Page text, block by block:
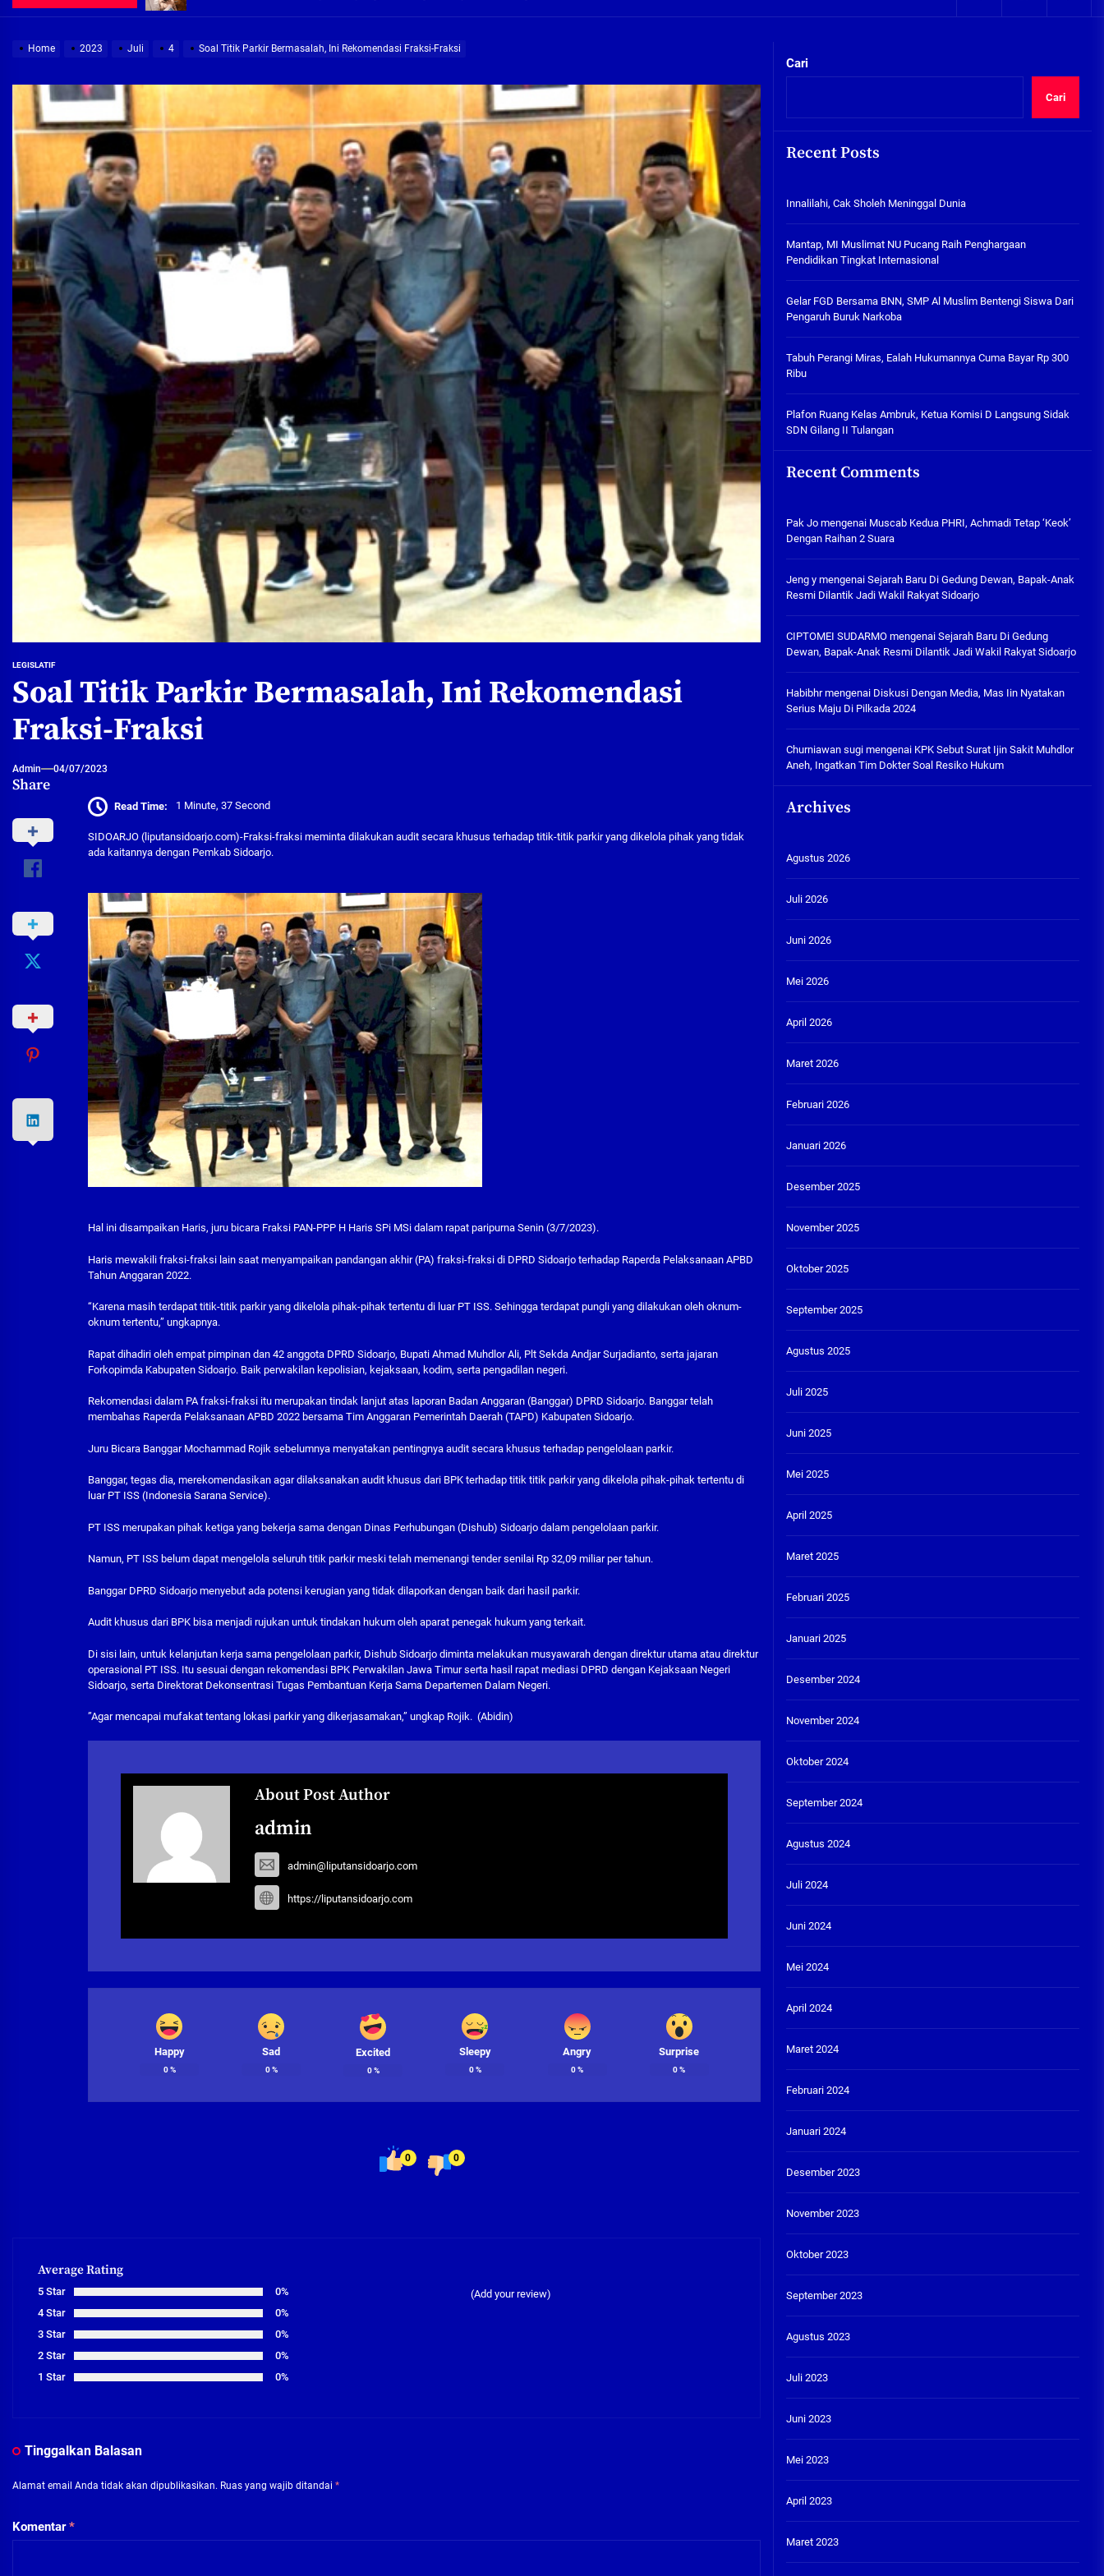
SDN Gilang II Tulangan
Mantap, MI Muslimat NU
Pucang Raih Penghargaan
Pendidikan Tingkat
Internasional
06/08/2026
Gelar FGD Bersama BNN, SMP Al
Muslim Bentengi Siswa Dari
05/08/2026
Hukumannya Cuma Bayar Rp
300 Ribu
Plafon Ruang Kelas Ambruk,
Ketua Komisi D Langsung Sidak
05/08/2026
Peduli Warga Miskin, Bupati Sidoarjo Masif Jalankan Program Rehab RTLH
Pembebasan Lahan Hampir Rampung, Pembangunan Fly over Gedangan Semakin Dekat
Terima aduan warga, Komisi A cari solusi masalah warga Seketi dan Urangagung
Demi Jajaran Direksi Delta Tirta Yang Profesional Dan Kapabel, Komisi B Dua Kali Panggil Pansel Dan Minta Ada Pakta Integritas
Home 2023 Juli 4 Soal Titik Parkir Bermasalah, Ini Rekomendasi Fraksi-Fraksi
LEGISLATIF
Soal Titik Parkir Bermasalah, Ini Rekomendasi
Fraksi-Fraksi
Admin 04/07/2023
Share
Read Time: 1 Minute, 37 Second
SIDOARJO (liputansidoarjo.com)-Fraksi-fraksi meminta dilakukan audit secara khusus terhadap titik-titik parkir yang dikelola pihak yang tidak
ada kaitannya dengan Pemkab Sidoarjo.
Hal ini disampaikan Haris, juru bicara Fraksi PAN-PPP H Haris SPi MSi dalam rapat paripurna Senin (3/7/2023).
Haris mewakili fraksi-fraksi lain saat menyampaikan pandangan akhir (PA) fraksi-fraksi di DPRD Sidoarjo terhadap Raperda Pelaksanaan APBD
Tahun Anggaran 2022.
“Karena masih terdapat titik-titik parkir yang dikelola pihak-pihak tertentu di luar PT ISS. Sehingga terdapat pungli yang dilakukan oleh oknum-
oknum tertentu,” ungkapnya.
Rapat dihadiri oleh empat pimpinan dan 42 anggota DPRD Sidoarjo, Bupati Ahmad Muhdlor Ali, Plt Sekda Andjar Surjadianto, serta jajaran
Forkopimda Kabupaten Sidoarjo. Baik perwakilan kepolisian, kejaksaan, kodim, serta pengadilan negeri.
Rekomendasi dalam PA fraksi-fraksi itu merupakan tindak lanjut atas laporan Badan Anggaran (Banggar) DPRD Sidoarjo. Banggar telah
membahas Raperda Pelaksanaan APBD 2022 bersama Tim Anggaran Pemerintah Daerah (TAPD) Kabupaten Sidoarjo.
Juru Bicara Banggar Mochammad Rojik sebelumnya menyatakan pentingnya audit secara khusus terhadap pengelolaan parkir.
Banggar, tegas dia, merekomendasikan agar dilaksanakan audit khusus dari BPK terhadap titik titik parkir yang dikelola pihak-pihak tertentu di
luar PT ISS (Indonesia Sarana Service).
PT ISS merupakan pihak ketiga yang bekerja sama dengan Dinas Perhubungan (Dishub) Sidoarjo dalam pengelolaan parkir.
Namun, PT ISS belum dapat mengelola seluruh titik parkir meski telah memenangi tender senilai Rp 32,09 miliar per tahun.
Banggar DPRD Sidoarjo menyebut ada potensi kerugian yang tidak dilaporkan dengan baik dari hasil parkir.
Audit khusus dari BPK bisa menjadi rujukan untuk tindakan hukum oleh aparat penegak hukum yang terkait.
Di sisi lain, untuk kelanjutan kerja sama pengelolaan parkir, Dishub Sidoarjo diminta melakukan musyawarah dengan direktur utama atau direktur
operasional PT ISS. Itu sesuai dengan rekomendasi BPK Perwakilan Jawa Timur serta hasil rapat mediasi DPRD dengan Kejaksaan Negeri
Sidoarjo, serta Direktorat Dekonsentrasi Tugas Pembantuan Kerja Sama Departemen Dalam Negeri.
”Agar mencapai mufakat tentang lokasi parkir yang dikerjasamakan,” ungkap Rojik. (Abidin)
About Post Author
admin
admin@liputansidoarjo.com
https://liputansidoarjo.com
Happy
0%
Sad
0%
Excited
0%
Sleepy
0%
Angry
0%
Surprise
0%
0 0
Average Rating
5 Star
0%
4 Star
0%
3 Star
0%
2 Star
0%
1 Star
0%
(Add your review)
Tinggalkan Balasan
Alamat email Anda tidak akan dipublikasikan. Ruas yang wajib ditandai *
Komentar*
Cari
Cari
Recent Posts
Innalilahi, Cak Sholeh Meninggal Dunia
Mantap, MI Muslimat NU Pucang Raih Penghargaan
Pendidikan Tingkat Internasional
Gelar FGD Bersama BNN, SMP Al Muslim Bentengi Siswa Dari
Pengaruh Buruk Narkoba
Tabuh Perangi Miras, Ealah Hukumannya Cuma Bayar Rp 300
Ribu
Plafon Ruang Kelas Ambruk, Ketua Komisi D Langsung Sidak
SDN Gilang II Tulangan
Recent Comments
Pak Jomengenai Muscab Kedua PHRI, Achmadi Tetap ‘Keok’
Dengan Raihan 2 Suara
Jeng ymengenai Sejarah Baru Di Gedung Dewan, Bapak-Anak
Resmi Dilantik Jadi Wakil Rakyat Sidoarjo
CIPTOMEI SUDARMOmengenai Sejarah Baru Di Gedung
Dewan, Bapak-Anak Resmi Dilantik Jadi Wakil Rakyat Sidoarjo
Habibhrmengenai Diskusi Dengan Media, Mas Iin Nyatakan
Serius Maju Di Pilkada 2024
Churniawan sugimengenai KPK Sebut Surat Ijin Sakit Muhdlor
Aneh, Ingatkan Tim Dokter Soal Resiko Hukum
Archives
Agustus 2026
Juli 2026
Juni 2026
Mei 2026
April 2026
Maret 2026
Februari 2026
Januari 2026
Desember 2025
November 2025
Oktober 2025
September 2025
Agustus 2025
Juli 2025
Juni 2025
Mei 2025
April 2025
Maret 2025
Februari 2025
Januari 2025
Desember 2024
November 2024
Oktober 2024
September 2024
Agustus 2024
Juli 2024
Juni 2024
Mei 2024
April 2024
Maret 2024
Februari 2024
Januari 2024
Desember 2023
November 2023
Oktober 2023
September 2023
Agustus 2023
Juli 2023
Juni 2023
Mei 2023
April 2023
Maret 2023